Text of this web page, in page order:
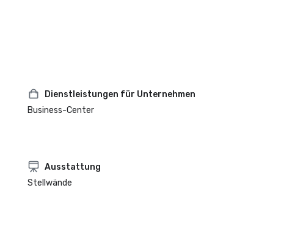
Dienstleistungen für Unternehmen
Business-Center
Ausstattung
Stellwände